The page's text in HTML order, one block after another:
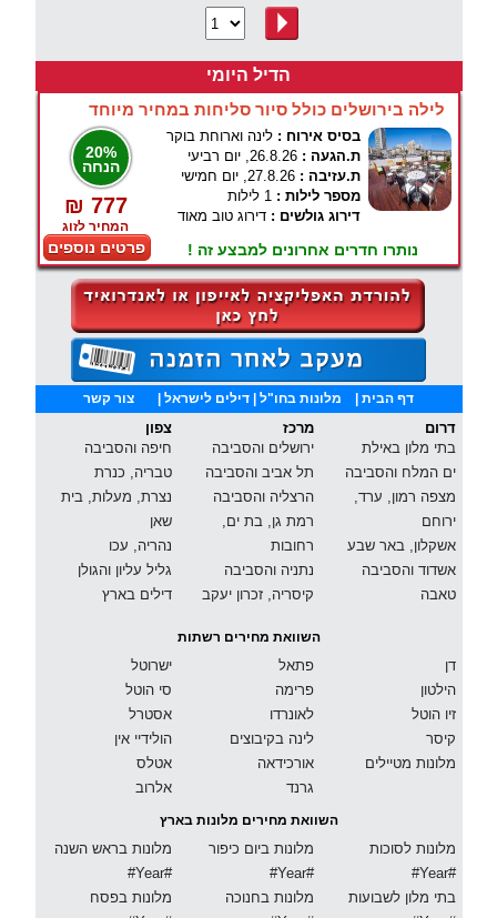
הדיל היומי
לילה בירושלים כולל סיור סליחות במחיר מיוחד
20%
הנחה
₪ 777
המחיר לזוג
פרטים נוספים
בסיס אירוח : לינה וארוחת בוקר
ת.הגעה : 26.8.26, יום רביעי
ת.עזיבה : 27.8.26, יום חמישי
מספר לילות : 1 לילות
דירוג גולשים : דירוג טוב מאוד
נותרו חדרים אחרונים למבצע זה !
דף הבית מלונות בחו"ל | דילים לישראל | צור קשר
צפון
חיפה והסביבה
טבריה, כנרת
נצרת, מעלות, בית
שאן
נהריה, עכו
גליל עליון והגולן
דילים בארץ
מרכז
ירושלים והסביבה
תל אביב והסביבה
הרצליה והסביבה
רמת גן, בת ים,
רחובות
נתניה והסביבה
קיסריה, זכרון יעקב
דרום
בתי מלון באילת
ים המלח והסביבה
מצפה רמון, ערד,
ירוחם
אשקלון, באר שבע
אשדוד והסביבה
טאבה
השוואת מחירים רשתות
ישרוטל
סי הוטל
אסטרל
הולידיי אין
אטלס
אלרוב
פתאל
פרימה
לאונרדו
לינה בקיבוצים
אורכידאה
גרנד
דן
הילטון
זיו הוטל
קיסר
מלונות מטיילים
השוואת מחירים מלונות בארץ
מלונות בראש השנה
#Year#
מלונות בפסח
מלונות ביום כיפור
#Year#
מלונות בחנוכה
מלונות לסוכות
#Year#
בתי מלון לשבועות